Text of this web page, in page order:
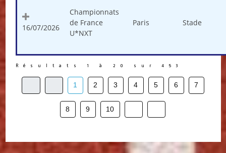
Résultats 1 à 20 sur 453
16/07/2026
Championnats
de France
U*NXT
Paris Stade
1 2 3 4 5 6 7
8 9 10